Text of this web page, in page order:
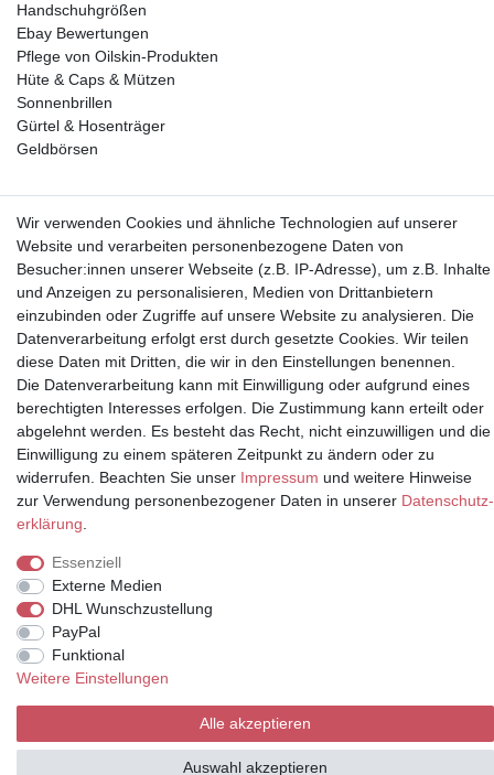
Handschuhgrößen
Ebay Bewertungen
Pflege von Oilskin-Produkten
Hüte & Caps & Mützen
Sonnenbrillen
Gürtel & Hosenträger
Geldbörsen
Partner
* Alle Preise inkl.
Mehrwertsteuer und zuzüglich
Versand | **ehemaliger
© Copyright 2026 | Alle Rechte vorbehalten.
Wir verwenden Cookies und ähnliche Technologien auf unserer
Website und verarbeiten personenbezogene Daten von
Besucher:innen unserer Webseite (z.B. IP-Adresse), um z.B. Inhalte
und Anzeigen zu personalisieren, Medien von Drittanbietern
einzubinden oder Zugriffe auf unsere Website zu analysieren. Die
Datenverarbeitung erfolgt erst durch gesetzte Cookies. Wir teilen
diese Daten mit Dritten, die wir in den Einstellungen benennen.
Die Datenverarbeitung kann mit Einwilligung oder aufgrund eines
berechtigten Interesses erfolgen. Die Zustimmung kann erteilt oder
abgelehnt werden. Es besteht das Recht, nicht einzuwilligen und die
Einwilligung zu einem späteren Zeitpunkt zu ändern oder zu
widerrufen. Beachten Sie unser Impressum und weitere Hinweise
zur Verwendung personenbezogener Daten in unserer Daten­schutz­
erklärung
Essenziell
Externe Medien
DHL Wunschzustellung
PayPal
Funktional
Weitere Einstellungen
Alle akzeptieren
Auswahl akzeptieren